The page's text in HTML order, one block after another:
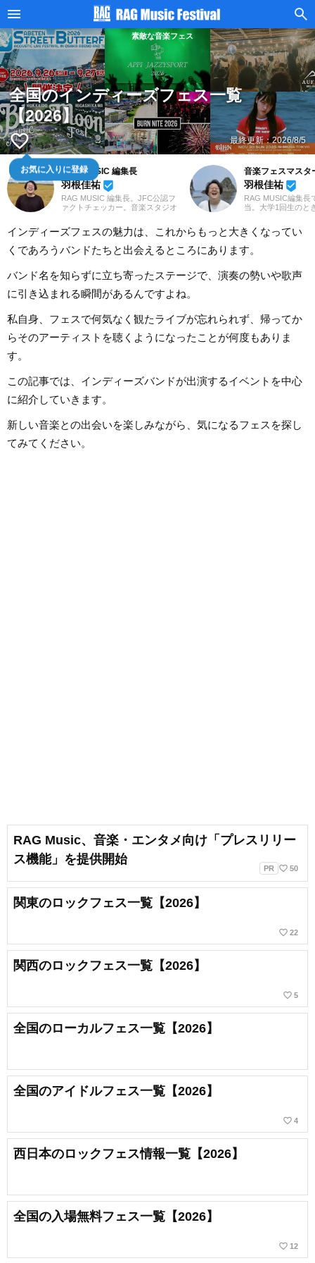
素敵な音楽フェス
全国のインディーズフェス一覧
【2026】
favorite_border
お気に入りに登録
最終更新：2026/8/5
RAG MUSIC 編集長
羽根佳祐 beenhere
RAG MUSIC 編集長。JFC公認フ
ァクトチェッカー。音楽スタジオ
2016年からRAG MUSIC編集部の
一員に。小学校ではマーチング、
中学校では吹奏楽でクラリネッ
ト、高校以降はバンドでドラム
楽曲紹介記事をはじめ、各地の音
楽フェスの紹介記事やライブレポ
ートなど、自身の音楽活動やこれ
までの業務で培った経験を元に
は国内外のロックはもちろん、最
近ではJ-POPも広く好んで聴いて
います。
音楽フェスマスタ
羽根佳祐 beenhere
RAG MUSIC編集長
当。大学1回生のと
とその魅力に取り
すてきな音楽フェ
けし、音楽フェス
インディーズフェスの魅力は、これからもっと大きくなってい
くであろうバンドたちと出会えるところにあります。
バンド名を知らずに立ち寄ったステージで、演奏の勢いや歌声
に引き込まれる瞬間があるんですよね。
私自身、フェスで何気なく観たライブが忘れられず、帰ってか
らそのアーティストを聴くようになったことが何度もありま
す。
この記事では、インディーズバンドが出演するイベントを中心
に紹介していきます。
新しい音楽との出会いを楽しみながら、気になるフェスを探し
てみてください。
RAG Music、音楽・エンタメ向け「プレスリリー
ス機能」を提供開始
PR favorite_border 50
関東のロックフェス一覧【2026】
favorite_border 22
関西のロックフェス一覧【2026】
favorite_border 5
全国のローカルフェス一覧【2026】
全国のアイドルフェス一覧【2026】
favorite_border 4
西日本のロックフェス情報一覧【2026】
全国の入場無料フェス一覧【2026】
favorite_border 12